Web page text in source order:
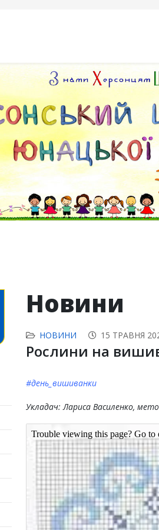
Новини
НОВИНИ 15 ТРАВНЯ
Рослини на
#день_вишиванки
Укладач: Лариса Василенко,